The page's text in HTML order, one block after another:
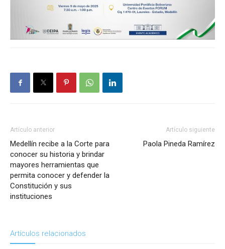
Artículo anterior
Medellín recibe a la Corte para
conocer su historia y brindar
mayores herramientas que
permita conocer y defender la
Constitución y sus
instituciones
Artículo siguiente
Paola Pineda Ramírez
Artículos relacionados